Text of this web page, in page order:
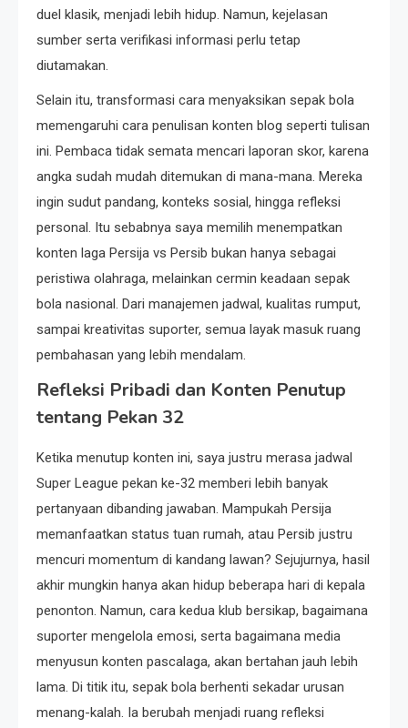
duel klasik, menjadi lebih hidup. Namun, kejelasan
sumber serta verifikasi informasi perlu tetap
diutamakan.
Selain itu, transformasi cara menyaksikan sepak bola
memengaruhi cara penulisan konten blog seperti tulisan
ini. Pembaca tidak semata mencari laporan skor, karena
angka sudah mudah ditemukan di mana-mana. Mereka
ingin sudut pandang, konteks sosial, hingga refleksi
personal. Itu sebabnya saya memilih menempatkan
konten laga Persija vs Persib bukan hanya sebagai
peristiwa olahraga, melainkan cermin keadaan sepak
bola nasional. Dari manajemen jadwal, kualitas rumput,
sampai kreativitas suporter, semua layak masuk ruang
pembahasan yang lebih mendalam.
Refleksi Pribadi dan Konten Penutup
tentang Pekan 32
Ketika menutup konten ini, saya justru merasa jadwal
Super League pekan ke-32 memberi lebih banyak
pertanyaan dibanding jawaban. Mampukah Persija
memanfaatkan status tuan rumah, atau Persib justru
mencuri momentum di kandang lawan? Sejujurnya, hasil
akhir mungkin hanya akan hidup beberapa hari di kepala
penonton. Namun, cara kedua klub bersikap, bagaimana
suporter mengelola emosi, serta bagaimana media
menyusun konten pascalaga, akan bertahan jauh lebih
lama. Di titik itu, sepak bola berhenti sekadar urusan
menang-kalah. Ia berubah menjadi ruang refleksi